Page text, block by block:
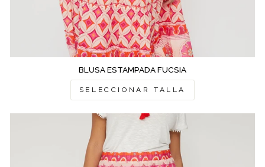
BLUSA ESTAMPADA FUCSIA
SELECCIONAR TALLA